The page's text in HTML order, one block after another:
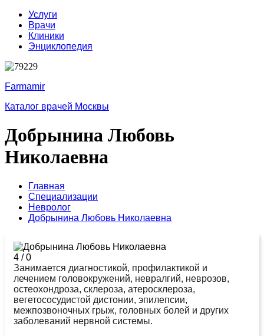
Услуги
Врачи
Клиники
Энциклопедия
Farmamir
Каталог врачей Москвы
Добрынина Любовь
Николаевна
Главная
Специализации
Невролог
Добрынина Любовь Николаевна
4 /0
Занимается диагностикой, профилактикой и
лечением головокружений, невралгий, неврозов,
остеохондроза, склероза, атеросклероза,
вегетососудистой дистонии, эпилепсии,
межпозвоночных грыж, головных болей и других
заболеваний нервной системы.